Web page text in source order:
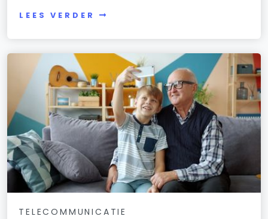
LEES VERDER
TELECOMMUNICATIE